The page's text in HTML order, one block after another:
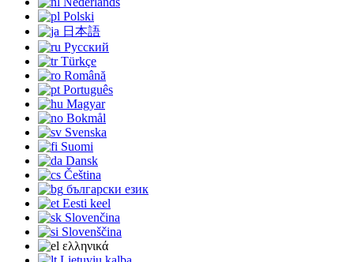
Polski
日本語
Русский
Türkçe
Română
Português
Magyar
Bokmål
Svenska
Suomi
Dansk
Čeština
български език
Eesti keel
Slovenčina
Slovenščina
ελληνικά